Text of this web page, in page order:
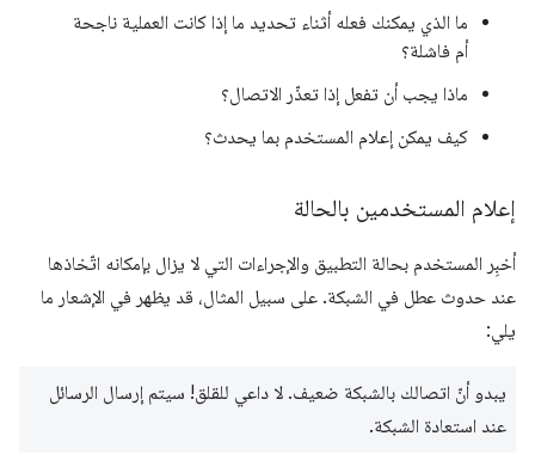
ما الذي يمكنك فعله أثناء تحديد ما إذا كانت العملية ناجحة
أم فاشلة؟
ماذا يجب أن تفعل إذا تعذّر الاتصال؟
كيف يمكن إعلام المستخدم بما يحدث؟
إعلام المستخدمين بالحالة
أخبِر المستخدم بحالة التطبيق والإجراءات التي لا يزال بإمكانه اتّخاذها
عند حدوث عطل في الشبكة. على سبيل المثال، قد يظهر في الإشعار ما
يلي:
يبدو أنّ اتصالك بالشبكة ضعيف. لا داعي للقلق! سيتم إرسال الرسائل
عند استعادة الشبكة.